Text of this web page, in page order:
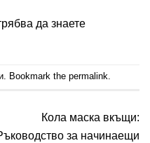
да знаете
. Bookmark the permalink.
Кола маска вкъщи:
за начинаещи